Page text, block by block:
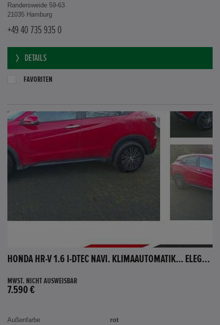
Randersweide 59-63
21035 Hamburg
+49 40 735 935 0
DETAILS
FAVORITEN
HONDA HR-V 1.6 I-DTEC NAVI. KLIMAAUTOMATIK... ELEGANCE
MWST. NICHT AUSWEISBAR
7.590 €
Außenfarbe
rot